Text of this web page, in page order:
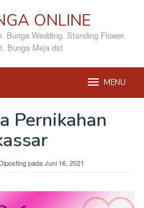
ONLINE
Bunga Wedding. Standing Flower.
Bunga Meja dst
MENU
Pernikahan
Diposting padaJuni 16, 2021